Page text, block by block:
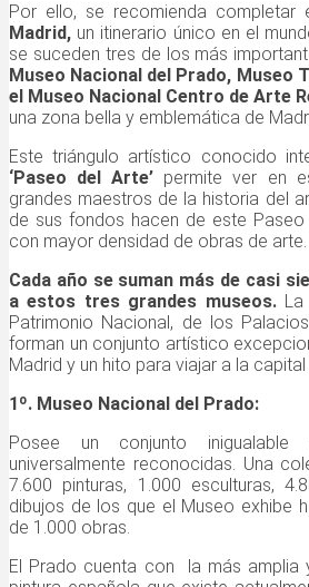
Por ello, se recomienda completar
Madrid, un itinerario único en el
se suceden tres de los más
Museo Nacional del Prado, Museo
el Museo Nacional Centro de Arte
una zona bella y emblemática de
Este triángulo artístico conocido
‘Paseo del Arte’ permite ver en
grandes maestros de la historia del
de sus fondos hacen de este
con mayor densidad de obras de arte.
Cada año se suman más de casi
a estos tres grandes museos.La
Patrimonio Nacional, de los
forman un conjunto artístico
Madrid y un hito para viajar a la capital
1º. Museo Nacional del Prado:
Posee un conjunto
universalmente reconocidas. Una
7.600 pinturas, 1.000 esculturas,
dibujos de los que el Museo exhibe
de 1.000 obras.
El Prado cuenta con la más amplia